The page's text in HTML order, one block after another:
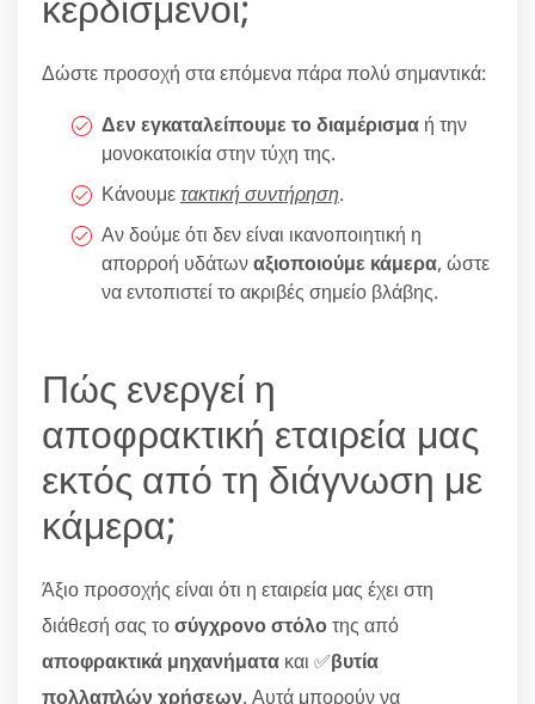
Δώστε προσοχή στα επόμενα πάρα πολύ σημαντικά:
Δεν εγκαταλείπουμε το διαμέρισμα ή την
μονοκατοικία στην τύχη της.
Κάνουμετακτική συντήρηση.
Αν δούμε ότι δεν είναι ικανοποιητική η
απορροή υδάτωναξιοποιούμε κάμερα, ώστε
να εντοπιστεί το ακριβές σημείο βλάβης.
Πώς ενεργεί η
αποφρακτική εταιρεία μας
εκτός από τη διάγνωση με
κάμερα;
Άξιο προσοχής είναι ότι η εταιρεία μας έχει στη
διάθεσή σας τοσύγχρονο στόλοτης από
αποφρακτικά μηχανήματα και ✅βυτία
πολλαπλών χρήσεων. Αυτά μπορούν να